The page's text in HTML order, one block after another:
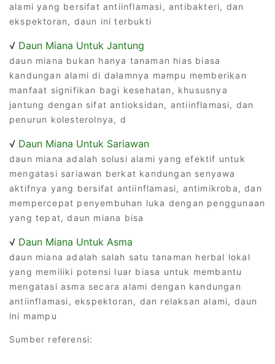
alami yang bersifat antiinflamasi, antibakteri, dan
ekspektoran, daun ini terbukti
√ Daun Miana Untuk Jantung
daun miana bukan hanya tanaman hias biasa
kandungan alami di dalamnya mampu memberikan
manfaat signifikan bagi kesehatan, khususnya
jantung dengan sifat antioksidan, antiinflamasi, dan
penurun kolesterolnya, d
√ Daun Miana Untuk Sariawan
daun miana adalah solusi alami yang efektif untuk
mengatasi sariawan berkat kandungan senyawa
aktifnya yang bersifat antiinflamasi, antimikroba, dan
mempercepat penyembuhan luka dengan penggunaan
yang tepat, daun miana bisa
√ Daun Miana Untuk Asma
daun miana adalah salah satu tanaman herbal lokal
yang memiliki potensi luar biasa untuk membantu
mengatasi asma secara alami dengan kandungan
antiinflamasi, ekspektoran, dan relaksan alami, daun
ini mampu
Sumber referensi: